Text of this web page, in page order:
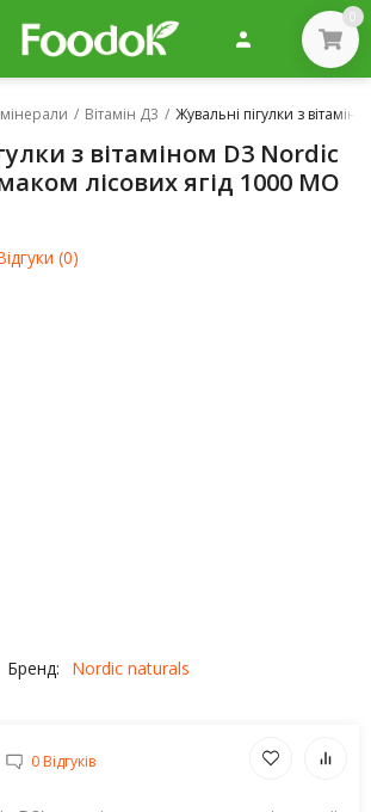
0
мінерали / Вітамін Д3 / Жувальні пігулки з
з вітаміном D3 Nordic
лісових ягід 1000 МО
(0)
Бренд: Nordic naturals
0 Відгуків